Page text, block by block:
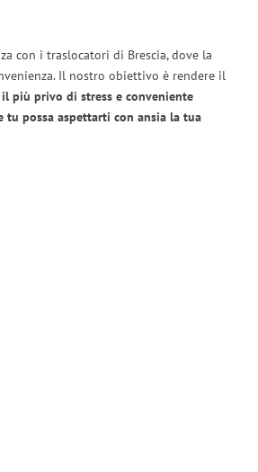
con i traslocatori di Brescia, dove la
Il nostro obiettivo è rendere il
il più privo di stress e conveniente
tu possa aspettarti con ansia la tua